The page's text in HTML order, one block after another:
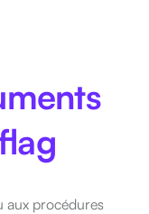
aux procédures